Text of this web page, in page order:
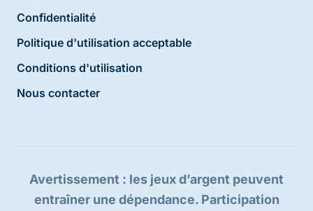
Confidentialité
Politique d'utilisation acceptable
Conditions d'utilisation
Nous contacter
Avertissement : les jeux d’argent peuvent
entraîner une dépendance. Participation